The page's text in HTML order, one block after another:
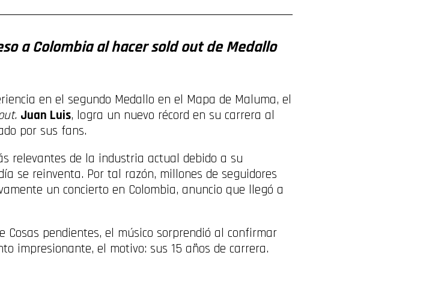
a Colombia al hacer sold out de Medallo
en el segundo Medallo en el Mapa de Maluma, el
Juan Luis, logra un nuevo récord en su carrera al
por sus fans.
relevantes de la industria actual debido a su
se reinventa. Por tal razón, millones de seguidores
un concierto en Colombia, anuncio que llegó a
pendientes, el músico sorprendió al confirmar
impresionante, el motivo: sus 15 años de carrera.